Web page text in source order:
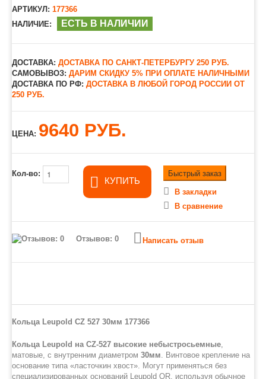
АРТИКУЛ: 177366
НАЛИЧИЕ:
ЕСТЬ В НАЛИЧИИ
ДОСТАВКА: ДОСТАВКА ПО САНКТ-ПЕТЕРБУРГУ 250 РУБ.
САМОВЫВОЗ: ДАРИМ СКИДКУ 5% ПРИ ОПЛАТЕ НАЛИЧНЫМИ
ДОСТАВКА ПО РФ: ДОСТАВКА В ЛЮБОЙ ГОРОД РОССИИ ОТ
250 РУБ.
ЦЕНА: 9640 РУБ.
Кол-во:
КУПИТЬ
Быстрый заказ
В закладки
В сравнение
Отзывов: 0 Написать отзыв
Кольца Leupold CZ 527 30мм 177366
Кольца Leupold на CZ-527 высокие небыстросьемные,
матовые, с внутренним диаметром 30мм. Винтовое крепление на
основание типа «ласточкин хвост». Могут применяться без
специализированных оснований Leupold QR, используя обычное